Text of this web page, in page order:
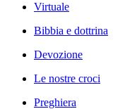
Virtuale
Bibbia e dottrina
Devozione
Le nostre croci
Preghiera